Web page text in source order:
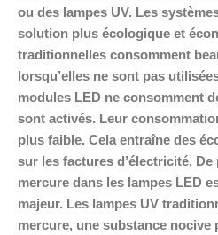
ou des lampes UV. Les
solution plus écologique et
traditionnelles consomment
lorsqu’elles ne sont pas
modules LED ne consomment
sont activés. Leur
plus faible. Cela entraîne des
sur les factures d’électricité. De
mercure dans les lampes LED
majeur. Les lampes UV
mercure, une substance nocive